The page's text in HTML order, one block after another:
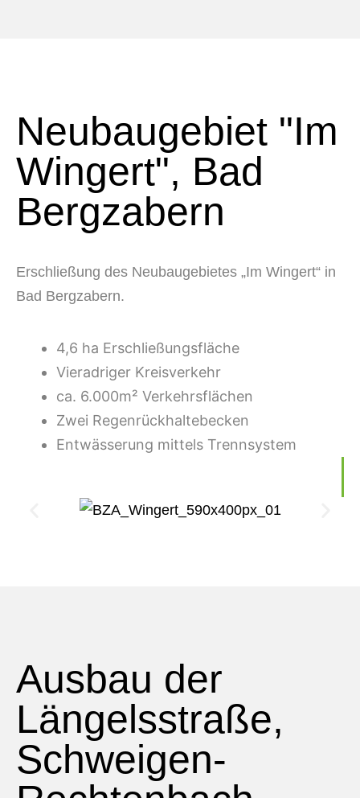
Neubaugebiet "Im
Wingert", Bad
Bergzabern
Erschließung des Neubaugebietes „Im Wingert“ in
Bad Bergzabern.
4,6 ha Erschließungsfläche
Vieradriger Kreisverkehr
ca. 6.000m² Verkehrsflächen
Zwei Regenrückhaltebecken
Entwässerung mittels Trennsystem
Ausbau der
Längelsstraße,
Schweigen-